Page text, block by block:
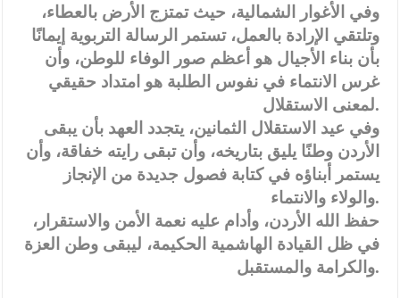
وفي الأغوار الشمالية، حيث تمتزج الأرض بالعطاء،
وتلتقي الإرادة بالعمل، تستمر الرسالة التربوية إيمانًا
بأن بناء الأجيال هو أعظم صور الوفاء للوطن، وأن
غرس الانتماء في نفوس الطلبة هو امتداد حقيقي
لمعنى الاستقلال.
وفي عيد الاستقلال الثمانين، يتجدد العهد بأن يبقى
الأردن وطنًا يليق بتاريخه، وأن تبقى رايته خفاقة، وأن
يستمر أبناؤه في كتابة فصول جديدة من الإنجاز
والولاء والانتماء.
حفظ الله الأردن، وأدام عليه نعمة الأمن والاستقرار،
في ظل القيادة الهاشمية الحكيمة، ليبقى وطن العزة
والكرامة والمستقبل.